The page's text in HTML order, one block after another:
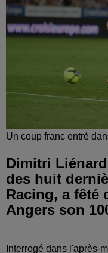
Un coup franc entré
Dimitri
des huit
Racing, a fêté
Angers son
Interrogé dans l'après-